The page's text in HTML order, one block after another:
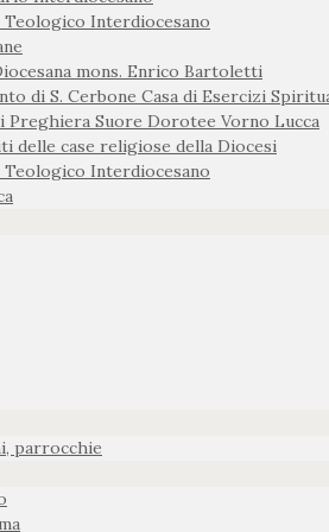
Teologico Interdiocesano
mons. Enrico Bartoletti
di S. Cerbone Casa di Esercizi
Preghiera Suore Dorotee Vorno Lucca
delle case religiose della Diocesi
Teologico Interdiocesano
parrocchie